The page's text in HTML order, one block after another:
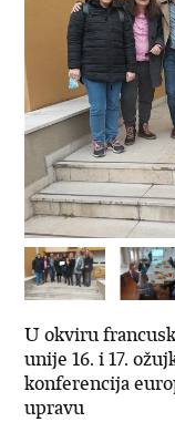
U okviru
unije 16. i 17.
konferencija
upravu